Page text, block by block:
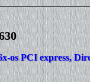
os PCI express,